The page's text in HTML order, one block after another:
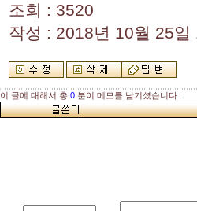
조회 : 3520
작성 : 2018년 10월 25일
이 글에 대해서 총 0 분이 메모를 남기셨습니다.